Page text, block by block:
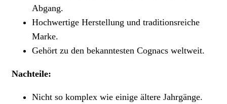
Abgang.
Hochwertige Herstellung und traditionsreiche
Marke.
Gehört zu den bekanntesten Cognacs weltweit.
Nachteile:
Nicht so komplex wie einige ältere Jahrgänge.